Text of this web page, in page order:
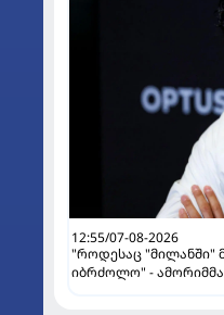
12:55/07-08-2026
"როდესაც "მილანში"
იბრძოლო" -